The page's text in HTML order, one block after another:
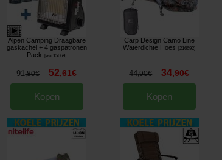
Alpen Camping Draagbare
gaskachel + 4 gaspatronen
Pack
esc15669]
91,80€ 52,61€
Kopen
Carp Design Camo Line
Waterdichte Hoes
216692]
44,90€ 34,90€
Kopen